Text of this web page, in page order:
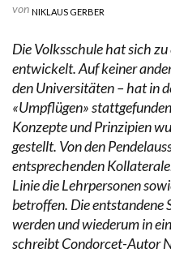
von NIKLAUS GERBER
Die Volksschule hat sich
entwickelt. Auf keiner
den Universitäten – hat in
«Umpflügen»
Konzepte und Prinzipien
gestellt. Von den
entsprechenden
Linie die Lehrpersonen
betroffen. Die entstandene
werden und wiederum in
schreibt Condorcet-Autor